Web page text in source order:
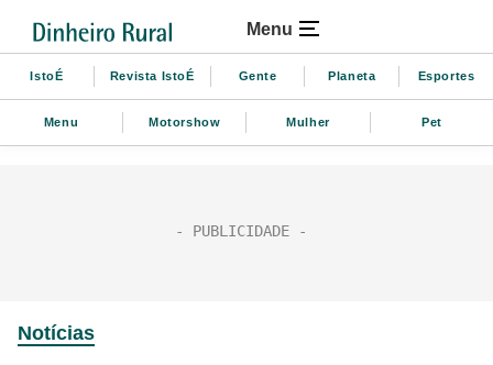
Menu
IstoÉ Revista IstoÉ Gente Planeta Esportes
Menu Motorshow Mulher Pet
Notícias